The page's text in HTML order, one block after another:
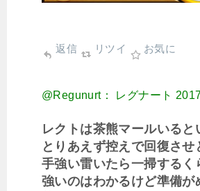
返信 リツイ お気に
@Regunurt： レグナート
レクトは茶熊マールいると
とりあえず控えで回復さ
手強い雷いたら一掃するく
強いのはわかるけど準備が